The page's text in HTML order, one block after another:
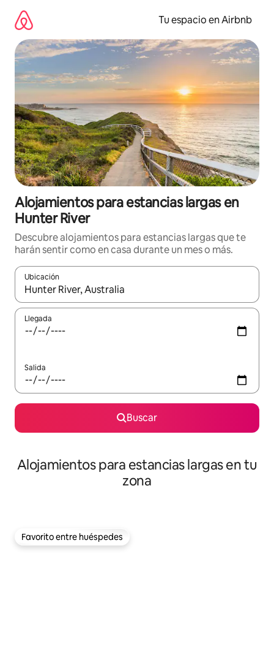
contenido
Tu espacio en Airbnb
Alojamientos para estancias largas en
Hunter River
Descubre alojamientos para estancias largas que te
harán sentir como en casa durante un mes o más.
Ubicación
Cuando los resultados estén disponibles, podrás navegar
Llegada
Salida
Buscar
Alojamientos para estancias largas en tu
zona
Favorito entre huéspedes
Favorito entre huéspedes